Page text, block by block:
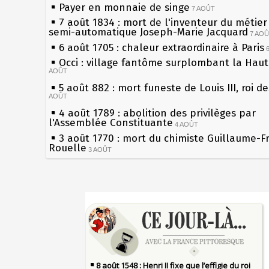
Payer en monnaie de singe 7 AOÛT
7 août 1834 : mort de l'inventeur du
semi-automatique Joseph-Marie Jacquard 7
6 août 1705 : chaleur extraordinaire à Paris
Occi : village fantôme surplombant la
AOÛT
5 août 882 : mort funeste de Louis III, roi
AOÛT
4 août 1789 : abolition des privilèges par
l'Assemblée Constituante 4 AOÛT
3 août 1770 : mort du chimiste Guillaume-
Rouelle 3 AOÛT
Musée Jean de La Fontaine : réouverture
1er août 1589 : Henri III est poignardé à
par Jacques Clément, moine jacobin 1ER AOÛT
31 juillet 1899 : décret instaurant les
boîtes aux lettres en fonte de Léon Mougeot
30 juillet 1918 : mort d'Auguste Poulain,
les siècles
27 mai 1610 : supplice de François
du roi Henri IV
Pierre qui roule n'amasse pas mousse
Qui aime bien châtie bien